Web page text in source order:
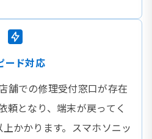
ード対応
舗での修理受付窓口が存在
頼となり、端末が戻ってく
かかります。スマホソニッ